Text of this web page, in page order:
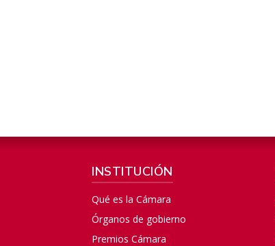
INSTITUCIÓN
Qué es la Cámara
Órganos de gobierno
Premios Cámara